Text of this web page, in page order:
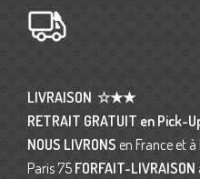
LIVRAISON ☆★★
RETRAIT GRATUIT en Pick-
NOUS LIVRONS en France et à
Paris 75 FORFAIT-LIVRAISON